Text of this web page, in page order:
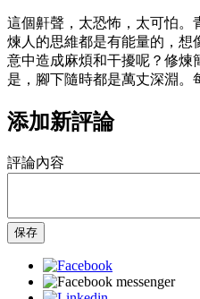
這個鼾聲，太恐怖，太可怕。
煉人的思維都是有能量的，想
意中造成麻煩和干擾呢？修煉
是，腳下隨時都是萬丈深淵。
添加新評論
評論內容
保存